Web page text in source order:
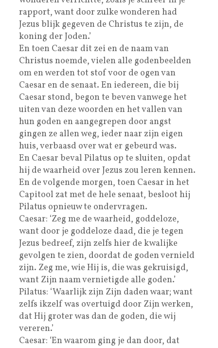
rapport, want door zulke wonderen had
Jezus blijk gegeven de Christus te zijn, de
koning der Joden.’
En toen Caesar dit zei en de naam van
Christus noemde, vielen alle godenbeelden
om en werden tot stof voor de ogen van
Caesar en de senaat. En iedereen, die bij
Caesar stond, begon te beven vanwege het
uiten van deze woorden en het vallen van
hun goden en aangegrepen door angst
gingen ze allen weg, ieder naar zijn eigen
huis, verbaasd over wat er gebeurd was.
En Caesar beval Pilatus op te sluiten, opdat
hij de waarheid over Jezus zou leren kennen.
En de volgende morgen, toen Caesar in het
Capitool zat met de hele senaat, besloot hij
Pilatus opnieuw te ondervragen.
Caesar: ‘Zeg me de waarheid, goddeloze,
want door je goddeloze daad, die je tegen
Jezus bedreef, zijn zelfs hier de kwalijke
gevolgen te zien, doordat de goden vernield
zijn. Zeg me, wie Hij is, die was gekruisigd,
want Zijn naam vernietigde alle goden.’
Pilatus: ‘Waarlijk zijn Zijn daden waar; want
zelfs ikzelf was overtuigd door Zijn werken,
dat Hij groter was dan de goden, die wij
vereren.’
Caesar: ‘En waarom ging je dan door, dat